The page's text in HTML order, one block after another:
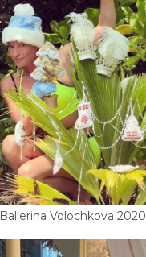
Ballerina Volochkova 2020